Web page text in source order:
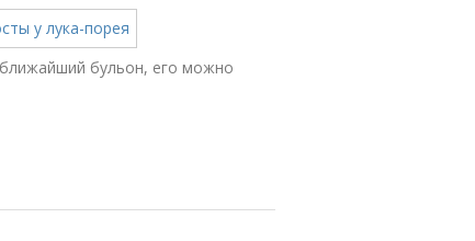
бульон, его можно